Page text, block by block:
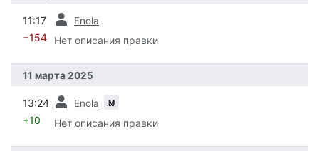
11:17 Enola
−154 Нет описания правки
11 марта 2025
13:24 Enola м
+10 Нет описания правки